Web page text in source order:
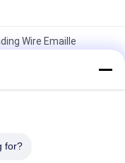
Wire Emaille
Koperdraad
Koperdraad 0,012
for?